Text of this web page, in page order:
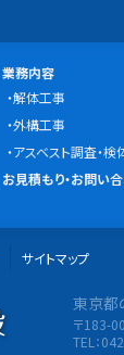
事
業
内
容
業務内容
解体工事
外構工事
アスベスト調査・検
無
お
も
り・
お見積もり・お問い
サイトマップ
有限会社
東京都
〒183-
TEL：